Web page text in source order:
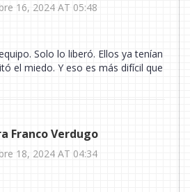
16, 2024 AT 05:48
Solo lo liberó. Ellos ya tenían
el miedo. Y eso es más difícil que
Franco Verdugo
18, 2024 AT 04:34